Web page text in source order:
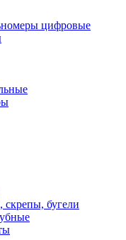
цифровые
скрепы, бугели